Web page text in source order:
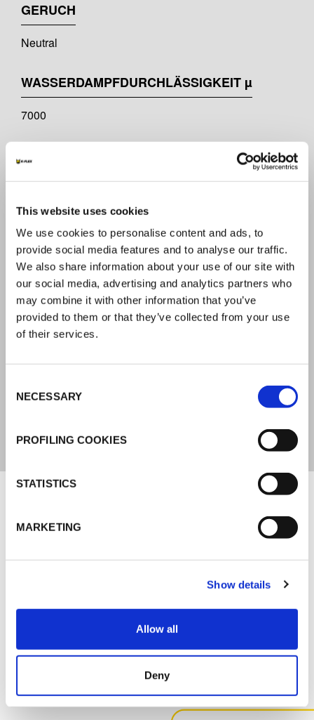
This website uses cookies
We use cookies to personalise content and ads, to
provide social media features and to analyse our traffic.
We also share information about your use of our site with
our social media, advertising and analytics partners who
may combine it with other information that you’ve
provided to them or that they’ve collected from your use
of their services.
Selection
NECESSARY
PROFILING COOKIES
STATISTICS
MARKETING
Show details
Allow all
Deny
GERUCH
Neutral
WASSERDAMPFDURCHLÄSSIGKEIT µ
7000
SCHIMMEL- UND PILZBESTÄNDIGKEIT
gut (frei von Triclosan)
LAGERUNG
Bei +10°C bis +30°C
TEMPERATURBEREICH
K-BOX D: von 0°C bis +85°C K-BOX: von -45°C bis
MARKETING
K-FLEX BEVERAGE CATALOGUE